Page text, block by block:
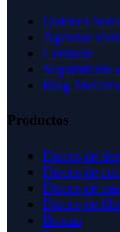
Quienes
Agendar
Contacto
Seguimiento
Blog
Productos
Discos de
Discos de
Discos de
Discos de
Brocas